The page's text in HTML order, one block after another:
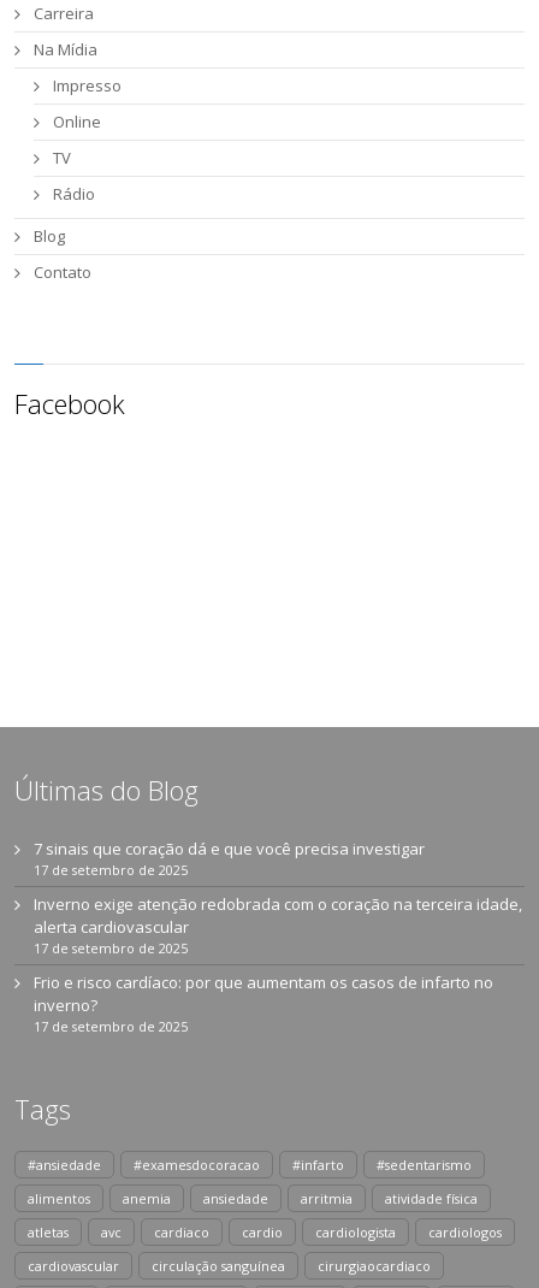
Carreira
Na Mídia
Impresso
Online
TV
Rádio
Blog
Contato
Facebook
Últimas do Blog
7 sinais que coração dá e que você precisa investigar
17 de setembro de 2025
Inverno exige atenção redobrada com o coração na terceira idade,
alerta cardiovascular
17 de setembro de 2025
Frio e risco cardíaco: por que aumentam os casos de infarto no
inverno?
17 de setembro de 2025
Tags
#ansiedade #examesdocoracao #infarto
#sedentarismo
alimentos
anemia ansiedade arritmia
atividade física
atletas
avc cardiaco cardio cardiologista
cardiologos
cardiovascular
circulação sanguínea
cirurgiaocardiaco